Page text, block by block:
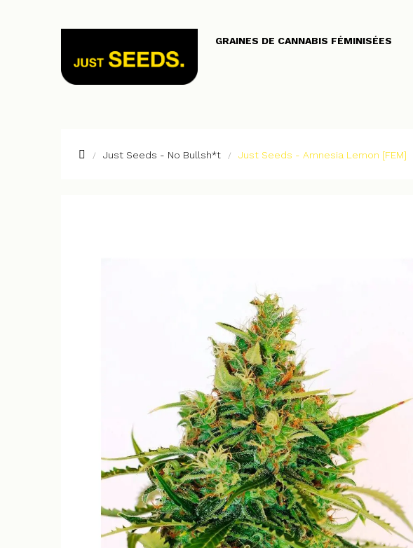
GRAINES DE CANNABIS FÉMINISÉES
Just Seeds - No Bullsh*t Just Seeds - Amnesia Lemon [FEM]